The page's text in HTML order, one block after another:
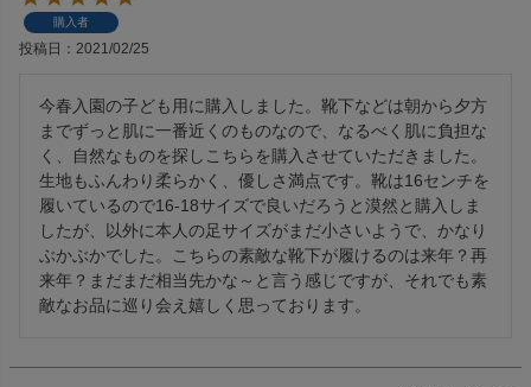
購入者
投稿日 2021/02/25
今春入園の子ども用に購入しました。靴下などは朝から夕方
までずっと肌に一番近くのものなので、なるべく肌に負担な
く、自然なものを探しこちらを購入させていただきました。
生地もふんわり柔らかく、優しさ満点です。靴は16センチを
履いているので16-18サイズで良いだろうと漠然と購入しま
したが、以外に本人の足サイズがまだ小さいようで、かなり
ぶかぶかでした。こちらの素敵な靴下が履けるのは来年？再
来年？まだまだ相当先かな～と言う感じですが、それでも素
敵なお品に巡り会え嬉しく思っております。